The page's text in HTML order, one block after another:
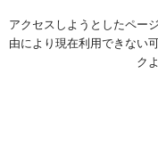
アクセスしようとしたペー
由により現在利用できない
ク